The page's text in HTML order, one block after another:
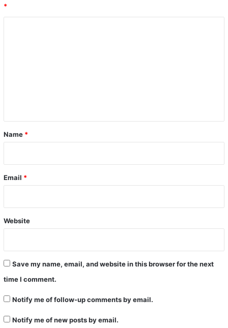
*
*
Name *
Email *
Website
Save my name, email, and website in this browser for the next
time I comment.
Notify me of follow-up comments by email.
Notify me of new posts by email.